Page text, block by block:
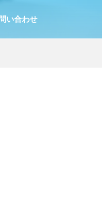
い合わせ